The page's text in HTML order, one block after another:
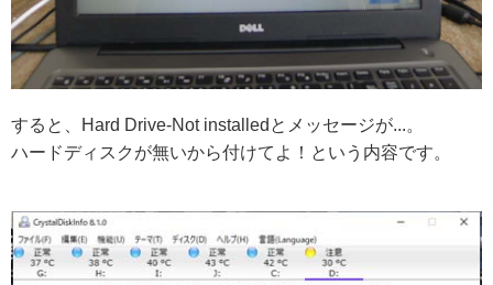
すると、Hard Drive-Not installedとメッセージが...。
ハードディスクが無いから付けてよ！という内容です。